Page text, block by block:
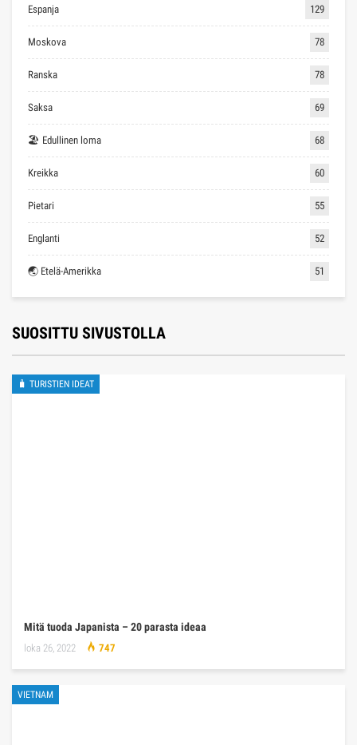
Espanja 129
Moskova 78
Ranska 78
Saksa 69
🏖 Edullinen loma 68
Kreikka 60
Pietari 55
Englanti 52
🌏 Etelä-Amerikka 51
SUOSITTU SIVUSTOLLA
🧳 TURISTIEN IDEAT
Mitä tuoda Japanista – 20 parasta ideaa
loka 26, 2022 747
VIETNAM